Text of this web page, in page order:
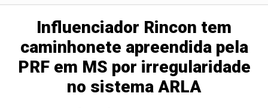
Influenciador Rincon tem
caminhonete apreendida pela
PRF em MS por irregularidade
no sistema ARLA